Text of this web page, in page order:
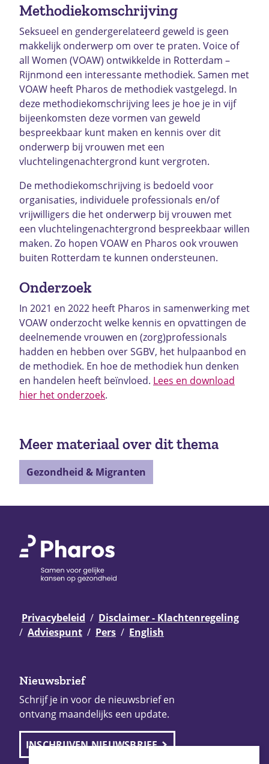
Methodiekomschrijving
Seksueel en gendergerelateerd geweld is geen
makkelijk onderwerp om over te praten. Voice of
all Women (VOAW) ontwikkelde in Rotterdam –
Rijnmond een interessante methodiek. Samen met
VOAW heeft Pharos de methodiek vastgelegd. In
deze methodiekomschrijving lees je hoe je in vijf
bijeenkomsten deze vormen van geweld
bespreekbaar kunt maken en kennis over dit
onderwerp bij vrouwen met een
vluchtelingenachtergrond kunt vergroten.
De methodiekomschrijving is bedoeld voor
organisaties, individuele professionals en/of
vrijwilligers die het onderwerp bij vrouwen met
een vluchtelingenachtergrond bespreekbaar willen
maken. Zo hopen VOAW en Pharos ook vrouwen
buiten Rotterdam te kunnen ondersteunen.
Onderzoek
In 2021 en 2022 heeft Pharos in samenwerking met
VOAW onderzocht welke kennis en opvattingen de
deelnemende vrouwen en (zorg)professionals
hadden en hebben over SGBV, het hulpaanbod en
de methodiek. En hoe de methodiek hun denken
en handelen heeft beïnvloed. Lees en download
hier het onderzoek.
Meer materiaal over dit thema
Gezondheid & Migranten
Privacybeleid
Disclaimer - Klachtenregeling
Adviespunt
Pers English
Nieuwsbrief
Schrijf je in voor de nieuwsbrief en
ontvang maandelijks een update.
INSCHRIJVEN NIEUWSBRIEF